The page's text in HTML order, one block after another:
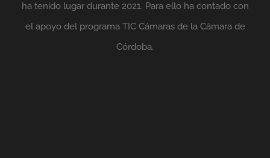
ha tenido lugar durante 2021. Para ello ha contado con
el apoyo del programa TIC Cámaras de la Cámara de
Córdoba.